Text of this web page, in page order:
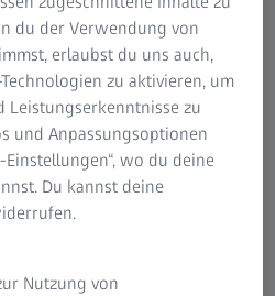
für Ihr
oder microCT
und steigern Sie die
Röntgenmikroskop-Plattform.
Advanced Reconstruction
profunden Kenntnissen der
und überwinden
bei der Bildgebung auf
optional erhältlichen Module
Arbeiten direkt auf
du der Verwendung von
erlaubst du uns auch,
zu aktivieren, um
Leistungserkenntnisse zu
und Anpassungsoptionen
wo du deine
Du kannst deine
Nutzung von